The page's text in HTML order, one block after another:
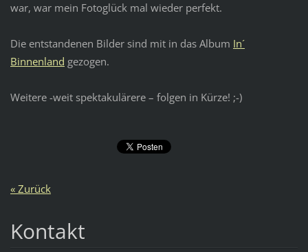
war, war mein Fotoglück mal wieder perfekt.
Die entstandenen Bilder sind mit in das Album In´
Binnenland gezogen.
Weitere -weit spektakulärere – folgen in Kürze! ;-)
« Zurück
Kontakt